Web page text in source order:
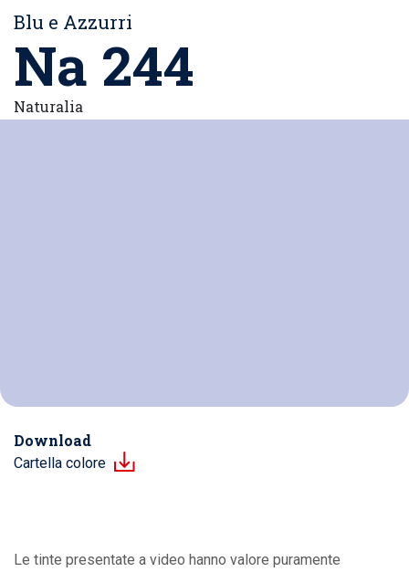
Blu e Azzurri
Na 244
Naturalia
Download
Cartella colore
Le tinte presentate a video hanno valore puramente